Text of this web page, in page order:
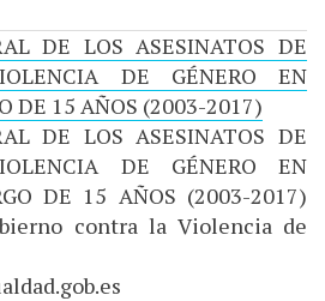
DE LOS ASESINATOS DE
DE GÉNERO EN
DE 15 AÑOS (2003-2017)
DE LOS ASESINATOS DE
DE GÉNERO EN
DE 15 AÑOS (2003-2017)
contra la Violencia de